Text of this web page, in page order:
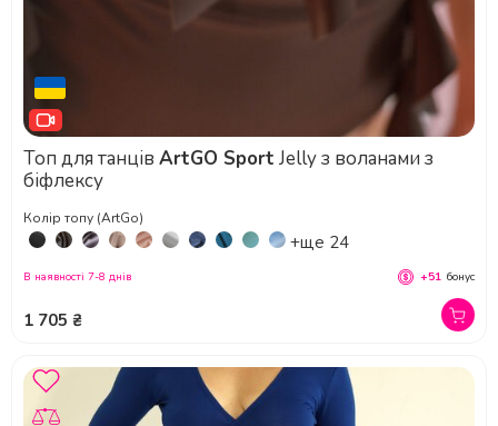
Топ для танців ArtGO Sport Jelly з воланами з
біфлексу
Колір топу (ArtGo)
+ще 24
1 705 ₴
В наявності 7-8 днів +51 бонус